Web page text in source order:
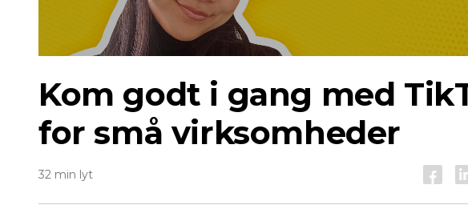
Kom godt i gang med
for små virksomheder
32 min lyt